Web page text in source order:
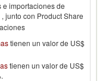
e importaciones de
, junto con Product Share
tienen un valor de US$
tienen un valor de US$